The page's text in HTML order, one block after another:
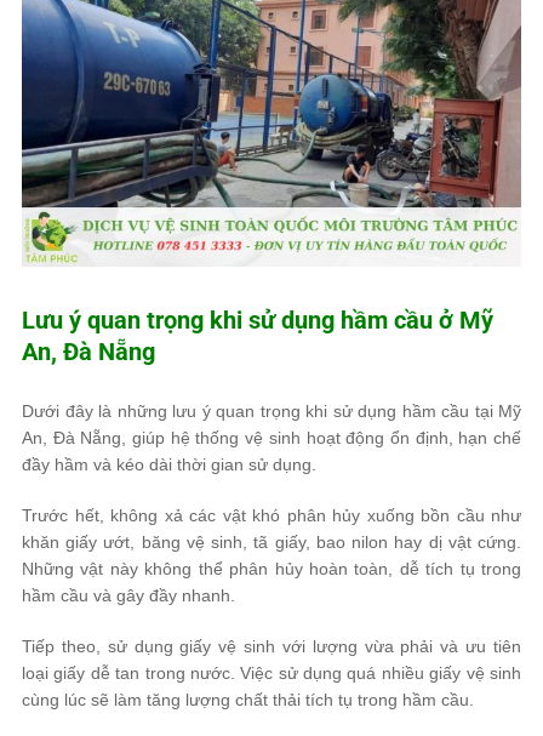
Lưu ý quan trọng khi sử dụng hầm cầu ở Mỹ
An, Đà Nẵng
Dưới đây là những lưu ý quan trọng khi sử dụng hầm cầu tại Mỹ
An, Đà Nẵng, giúp hệ thống vệ sinh hoạt động ổn định, hạn chế
đầy hầm và kéo dài thời gian sử dụng.
Trước hết, không xả các vật khó phân hủy xuống bồn cầu như
khăn giấy ướt, băng vệ sinh, tã giấy, bao nilon hay dị vật cứng.
Những vật này không thể phân hủy hoàn toàn, dễ tích tụ trong
hầm cầu và gây đầy nhanh.
Tiếp theo, sử dụng giấy vệ sinh với lượng vừa phải và ưu tiên
loại giấy dễ tan trong nước. Việc sử dụng quá nhiều giấy vệ sinh
cùng lúc sẽ làm tăng lượng chất thải tích tụ trong hầm cầu.